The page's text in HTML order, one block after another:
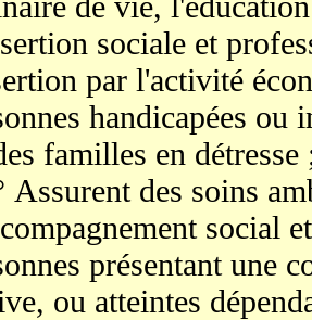
sociale et
par l'activité
handicapées ou
familles en détresse
Assurent des soins
social
présentant une
ou atteintes